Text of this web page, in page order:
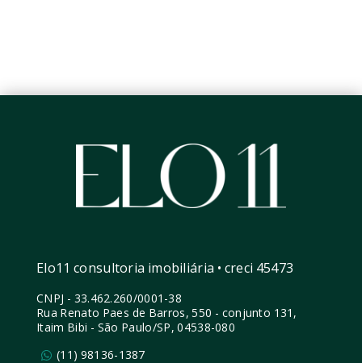
Elo11 consultoria imobiliária • creci 45473
CNPJ - 33.462.260/0001-38
Rua Renato Paes de Barros, 550 - conjunto 131,
Itaim Bibi - São Paulo/SP, 04538-080
(11) 98136-1387